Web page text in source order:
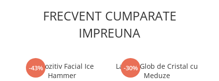
FRECVENT CUMPARATE
IMPREUNA
-43%
Dispozitiv Facial Ice
Hammer
-30%
Lampa Glob de Cristal cu
Meduze